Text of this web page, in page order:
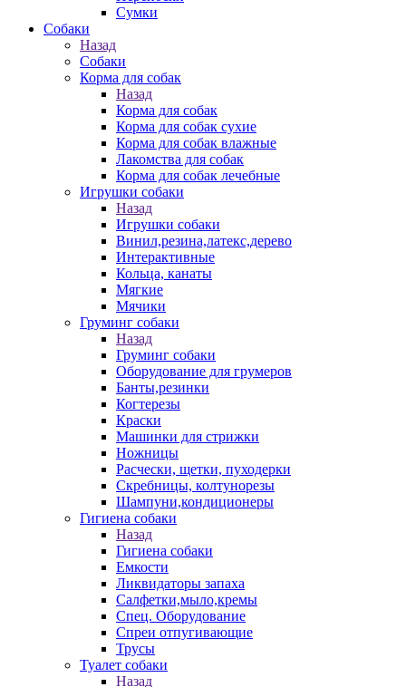
Сумки
Собаки
Назад
Собаки
Корма для собак
Назад
Корма для собак
Корма для собак сухие
Корма для собак влажные
Лакомства для собак
Корма для собак лечебные
Игрушки собаки
Назад
Игрушки собаки
Винил,резина,латекс,дерево
Интерактивные
Кольца, канаты
Мягкие
Мячики
Груминг собаки
Назад
Груминг собаки
Оборудование для грумеров
Банты,резинки
Когтерезы
Краски
Машинки для стрижки
Ножницы
Расчески, щетки, пуходерки
Скребницы, колтунорезы
Шампуни,кондиционеры
Гигиена собаки
Назад
Гигиена собаки
Емкости
Ликвидаторы запаха
Салфетки,мыло,кремы
Спец. Оборудование
Спреи отпугивающие
Трусы
Туалет собаки
Назад